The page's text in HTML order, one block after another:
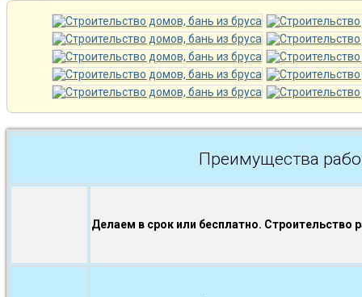
Преимущества
Делаем в срок или бесплатно. Строительство